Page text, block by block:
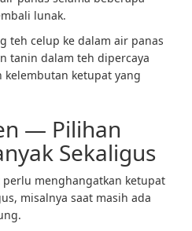
lunak.
teh celup ke dalam air panas
tanin dalam teh dipercaya
ketupat yang
— Pilihan
Sekaligus
perlu menghangatkan ketupat
misalnya saat masih ada